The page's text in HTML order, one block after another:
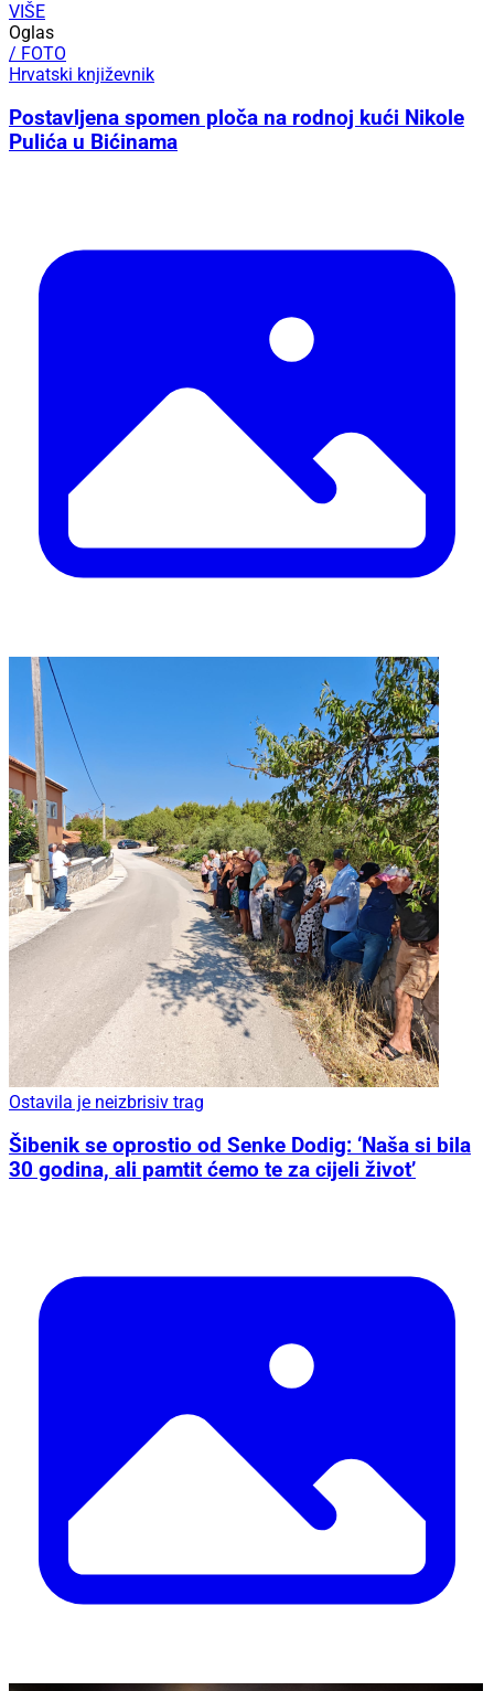
VIŠE
Oglas
/ FOTO
Hrvatski književnik
Postavljena spomen ploča na rodnoj kući Nikole
Pulića u Bićinama
Ostavila je neizbrisiv trag
Šibenik se oprostio od Senke Dodig: ‘Naša si bila
30 godina, ali pamtit ćemo te za cijeli život’